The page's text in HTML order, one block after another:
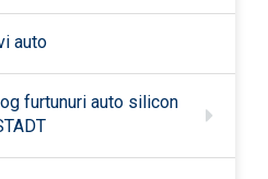
auto
furtunuri auto silicon